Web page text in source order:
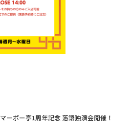
マーポー亭1周年記念 落語独演会開催！